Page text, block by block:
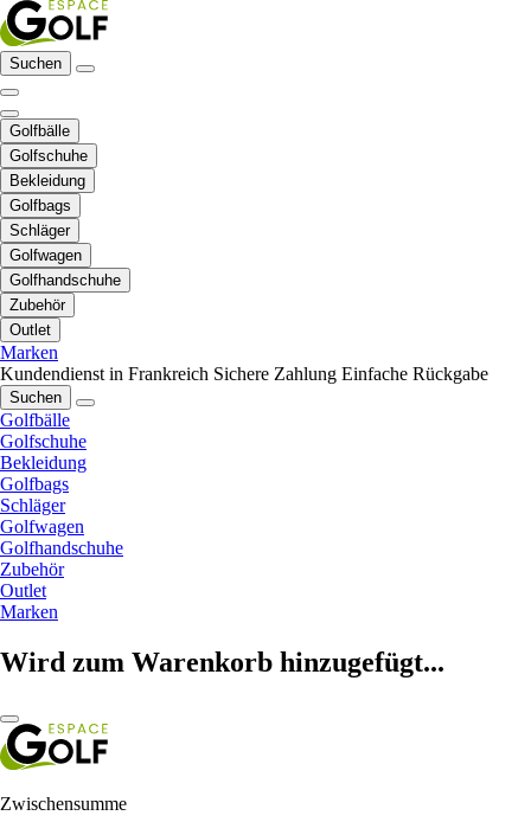
Suchen
Golfbälle
Golfschuhe
Bekleidung
Golfbags
Schläger
Golfwagen
Golfhandschuhe
Zubehör
Outlet
Marken
Kundendienst in Frankreich Sichere Zahlung Einfache Rückgabe
Suchen
Golfbälle
Golfschuhe
Bekleidung
Golfbags
Schläger
Golfwagen
Golfhandschuhe
Zubehör
Outlet
Marken
Wird zum Warenkorb hinzugefügt...
Zwischensumme